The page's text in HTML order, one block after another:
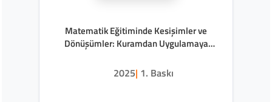
Matematik Eğitiminde Kesişimler ve
Dönüşümler: Kuramdan Uygulamaya
2025| 1. Baskı